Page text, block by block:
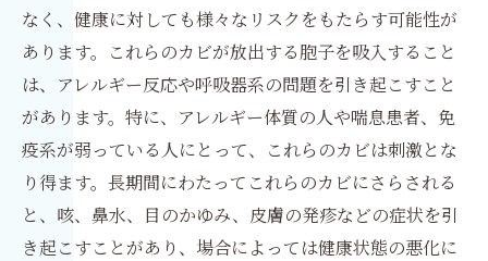
なく、健康に対しても様々なリスクをもたらす可能性が
あります。これらのカビが放出する胞子を吸入すること
は、アレルギー反応や呼吸器系の問題を引き起こすこと
があります。特に、アレルギー体質の人や喘息患者、免
疫系が弱っている人にとって、これらのカビは刺激とな
り得ます。長期間にわたってこれらのカビにさらされる
と、咳、鼻水、目のかゆみ、皮膚の発疹などの症状を引
き起こすことがあり、場合によっては健康状態の悪化に